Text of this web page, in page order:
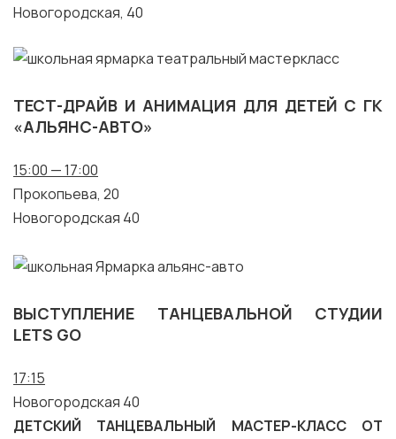
Новогородская, 40
ТЕСТ-ДРАЙВ И АНИМАЦИЯ ДЛЯ ДЕТЕЙ С ГК
«АЛЬЯНС-АВТО»
15:00 — 17:00
Прокопьева, 20
Новогородская 40
ВЫСТУПЛЕНИЕ ТАНЦЕВАЛЬНОЙ СТУДИИ
LETS GO
17:15
Новогородская 40
ДЕТСКИЙ ТАНЦЕВАЛЬНЫЙ МАСТЕР-КЛАСС ОТ